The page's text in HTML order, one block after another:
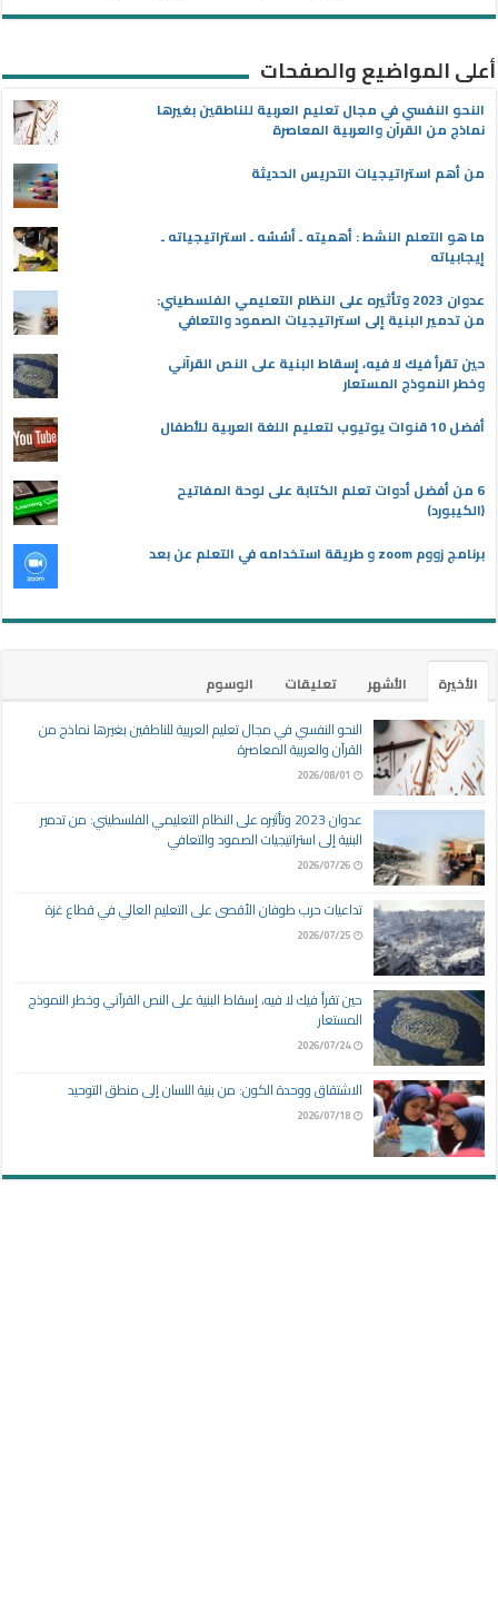
أعلى المواضيع والصفحات
النحو النفسي في مجال تعليم العربية للناطقين بغيرها
نماذج من القرآن والعربية المعاصرة
من أهم استراتيجيات التدريس الحديثة
ما هو التعلم النشط : أهميته ـ أسُسُه ـ استراتيجياته ـ
إيجابياته
عدوان 2023 وتأثيره على النظام التعليمي الفلسطيني:
من تدمير البنية إلى استراتيجيات الصمود والتعافي
حين تقرأ فيك لا فيه، إسقاط البنية على النص القرآني
وخطر النموذج المستعار
أفضل 10 قنوات يوتيوب لتعليم اللغة العربية للأطفال
6 من أفضل أدوات تعلم الكتابة على لوحة المفاتيح
(الكيبورد)
برنامج زووم zoom و طريقة استخدامه في التعلم عن بعد
الأخيرة الأشهر تعليقات
الوسوم
النحو النفسي في مجال تعليم العربية للناطقين بغيرها نماذج من
القرآن والعربية المعاصرة
2026/08/01
عدوان 2023 وتأثيره على النظام التعليمي الفلسطيني: من تدمير
البنية إلى استراتيجيات الصمود والتعافي
2026/07/26
تداعيات حرب طوفان الأقصى على التعليم العالي في قطاع غزة
2026/07/25
حين تقرأ فيك لا فيه، إسقاط البنية على النص القرآني وخطر النموذج
المستعار
2026/07/24
الاشتقاق ووحدة الكون: من بنية اللسان إلى منطق التوحيد
2026/07/18